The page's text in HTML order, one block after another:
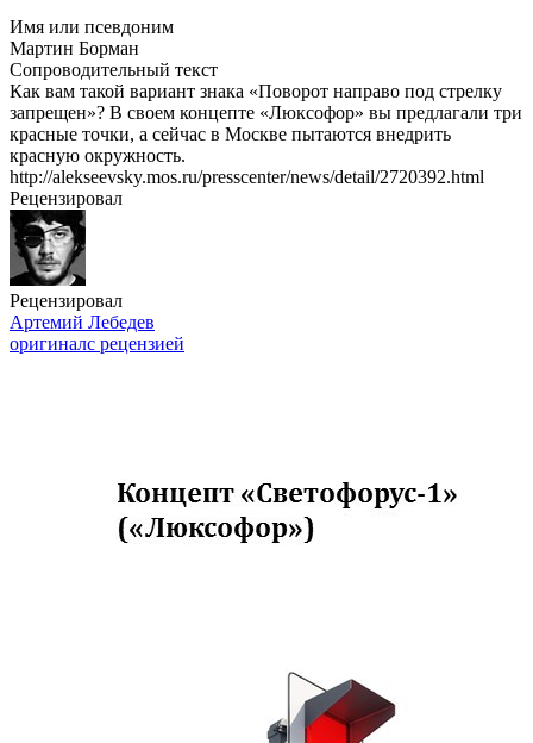
Имя или псевдоним
Мартин Борман
Сопроводительный текст
Как вам такой вариант знака «Поворот направо под стрелку
запрещен»? В своем концепте «Люксофор» вы предлагали три
красные точки, а сейчас в Москве пытаются внедрить
красную окружность.
http://alekseevsky.mos.ru/presscenter/news/detail/2720392.html
Рецензировал
Рецензировал
Артемий Лебедев
оригиналс рецензией